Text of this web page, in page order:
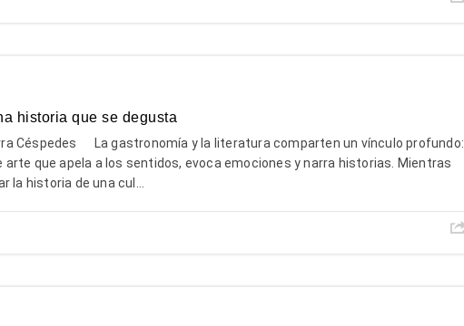
historia que se degusta
Céspedes La gastronomía y la literatura comparten un vínculo profundo:
arte que apela a los sentidos, evoca emociones y narra historias. Mientras
la historia de una cul...